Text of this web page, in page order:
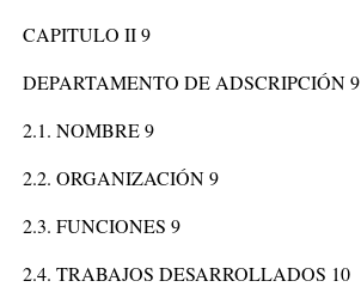
CAPITULO II 9
DEPARTAMENTO DE ADSCRIPCIÓN 9
2.1. NOMBRE 9
2.2. ORGANIZACIÓN 9
2.3. FUNCIONES 9
2.4. TRABAJOS DESARROLLADOS 10